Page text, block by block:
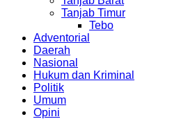
Tanjab Timur
Tebo
Adventorial
Daerah
Nasional
Hukum dan Kriminal
Politik
Umum
Opini